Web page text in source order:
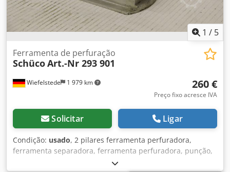
1 / 5
Wiefelstede 1 979 km
Ferramenta de perfuração
SchücoArt.-Nr 293 901
260 €
Preço fixo acresce IVA
Solicitar Ligar
Condição: usado, 2 pilares ferramenta perfuradora,
ferramenta separadora, ferramenta perfuradora, punção,
matriz perfuradora, punção -2 pilares: ferramenta